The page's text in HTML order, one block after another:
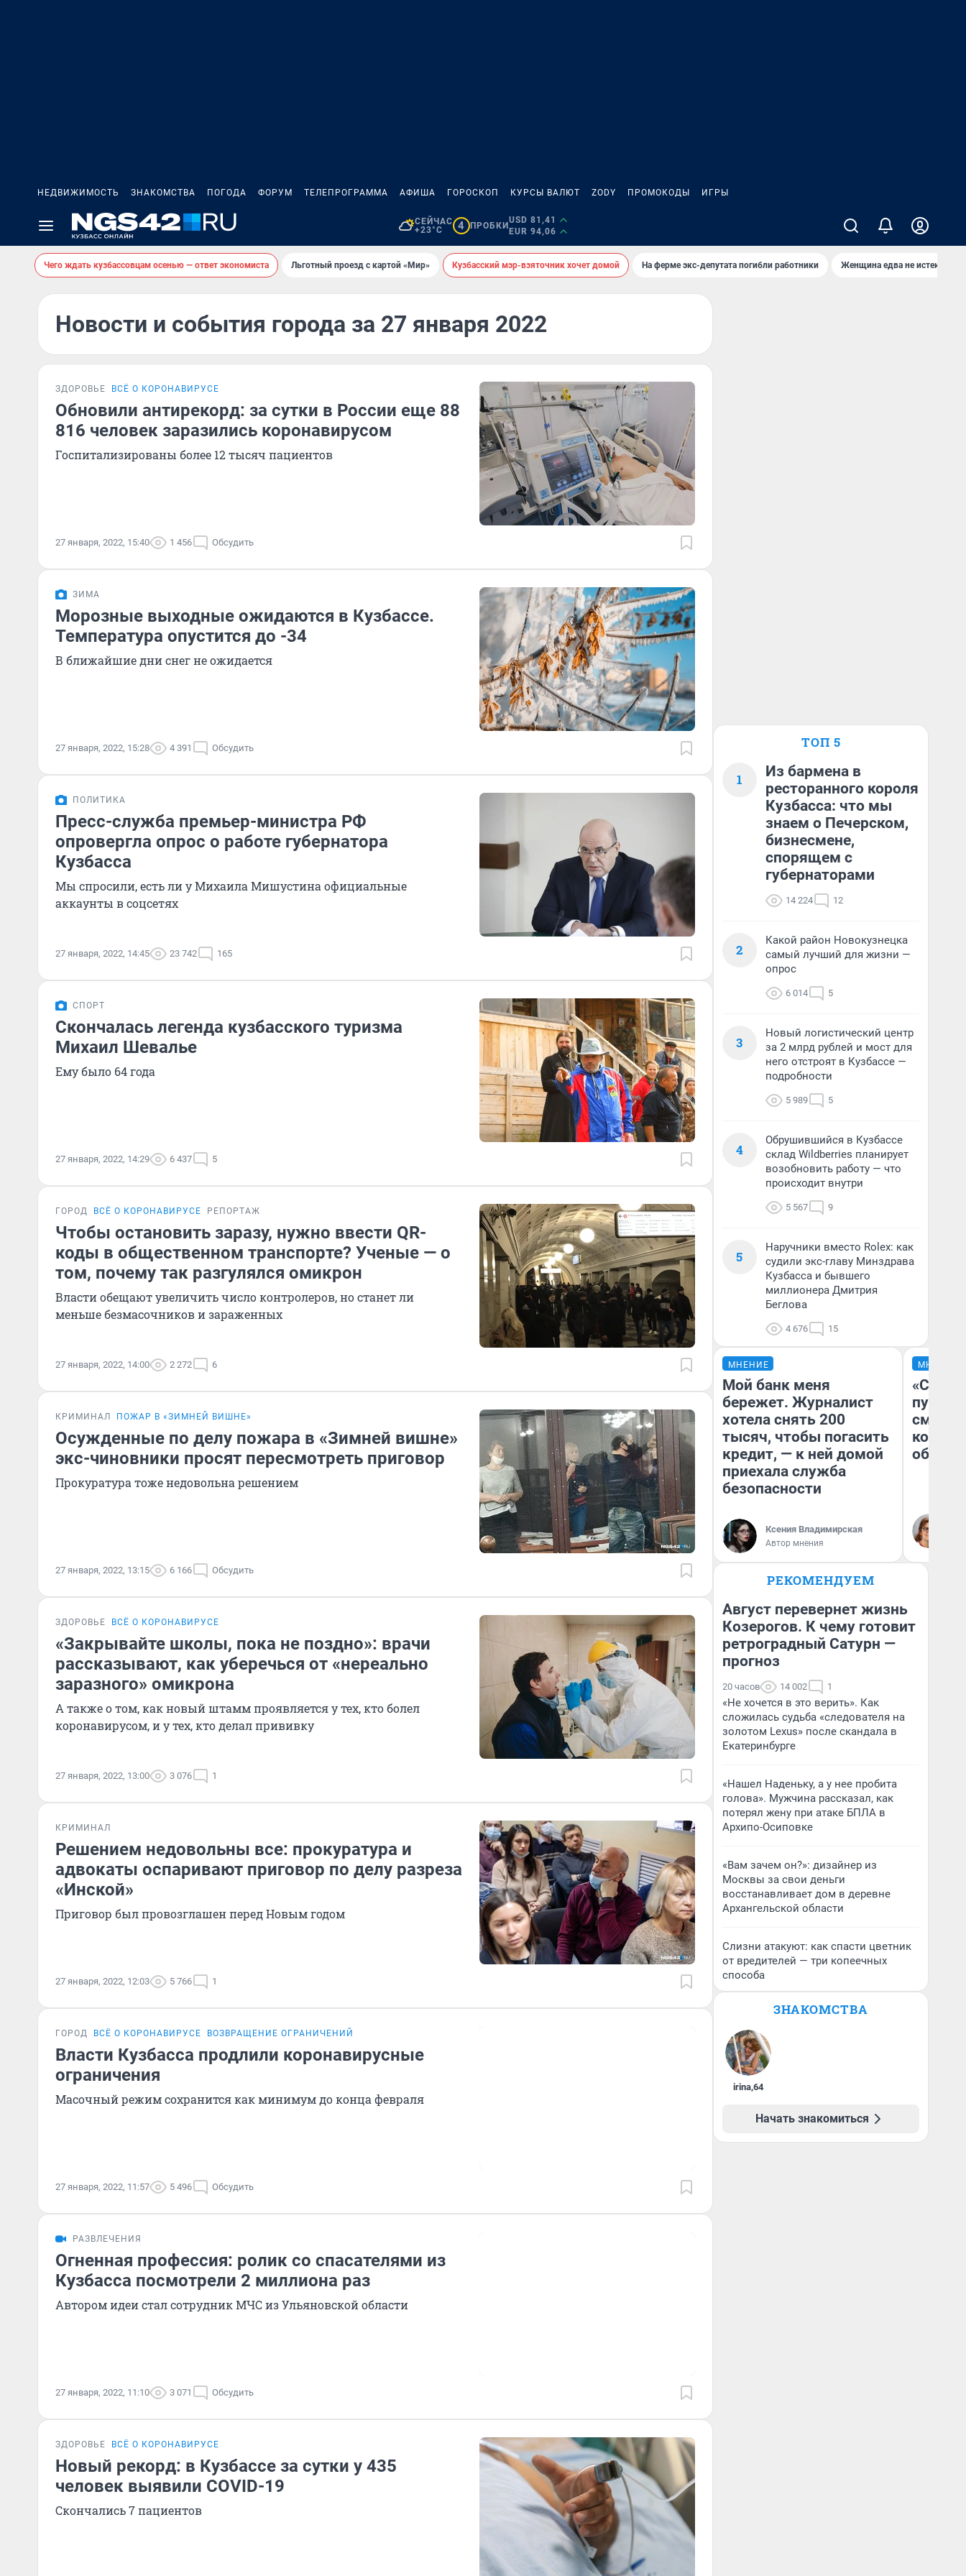
НЕДВИЖИМОСТЬ ЗНАКОМСТВА ПОГОДА ФОРУМ ТЕЛЕПРОГРАММА АФИША ГОРОСКОП КУРСЫ ВАЛЮТ ZODY ПРОМОКОДЫ ИГРЫ
СЕЙЧАС
+23°C
4 ПРОБКИ
USD 81,41
EUR 94,06
Чего ждать кузбассовцам осенью — ответ экономиста Льготный проезд с картой «Мир» Кузбасский мэр-взяточник хочет домой На ферме экс-депутата погибли работники Женщина едва не истекла
Новости и события города за 27 января 2022
ЗДОРОВЬЕ ВСЁ О КОРОНАВИРУСЕ
Обновили антирекорд: за сутки в России еще 88
816 человек заразились коронавирусом
Госпитализированы более 12 тысяч пациентов
27 января, 2022, 15:40 1 456 Обсудить
ЗИМА
Морозные выходные ожидаются в Кузбассе.
Температура опустится до -34
В ближайшие дни снег не ожидается
27 января, 2022, 15:28 4 391 Обсудить
ПОЛИТИКА
Пресс-служба премьер-министра РФ
опровергла опрос о работе губернатора
Кузбасса
Мы спросили, есть ли у Михаила Мишустина официальные
аккаунты в соцсетях
27 января, 2022, 14:45 23 742 165
СПОРТ
Скончалась легенда кузбасского туризма
Михаил Шевалье
Ему было 64 года
27 января, 2022, 14:29 6 437 5
ГОРОД ВСЁ О КОРОНАВИРУСЕ РЕПОРТАЖ
Чтобы остановить заразу, нужно ввести QR-
коды в общественном транспорте? Ученые — о
том, почему так разгулялся омикрон
Власти обещают увеличить число контролеров, но станет ли
меньше безмасочников и зараженных
27 января, 2022, 14:00 2 272 6
КРИМИНАЛ ПОЖАР В «ЗИМНЕЙ ВИШНЕ»
Осужденные по делу пожара в «Зимней вишне»
экс-чиновники просят пересмотреть приговор
Прокуратура тоже недовольна решением
27 января, 2022, 13:15 6 166 Обсудить
ЗДОРОВЬЕ ВСЁ О КОРОНАВИРУСЕ
«Закрывайте школы, пока не поздно»: врачи
рассказывают, как уберечься от «нереально
заразного» омикрона
А также о том, как новый штамм проявляется у тех, кто болел
коронавирусом, и у тех, кто делал прививку
27 января, 2022, 13:00 3 076 1
КРИМИНАЛ
Решением недовольны все: прокуратура и
адвокаты оспаривают приговор по делу разреза
«Инской»
Приговор был провозглашен перед Новым годом
27 января, 2022, 12:03 5 766 1
ГОРОД ВСЁ О КОРОНАВИРУСЕ ВОЗВРАЩЕНИЕ ОГРАНИЧЕНИЙ
Власти Кузбасса продлили коронавирусные
ограничения
Масочный режим сохранится как минимум до конца февраля
27 января, 2022, 11:57 5 496 Обсудить
РАЗВЛЕЧЕНИЯ
Огненная профессия: ролик со спасателями из
Кузбасса посмотрели 2 миллиона раз
Автором идеи стал сотрудник МЧС из Ульяновской области
27 января, 2022, 11:10 3 071 Обсудить
ЗДОРОВЬЕ ВСЁ О КОРОНАВИРУСЕ
Новый рекорд: в Кузбассе за сутки у 435
человек выявили COVID-19
Скончались 7 пациентов
ТОП 5
1
Из бармена в
ресторанного короля
Кузбасса: что мы
знаем о Печерском,
бизнесмене,
спорящем с
губернаторами
14 224 12
2
Какой район Новокузнецка
самый лучший для жизни —
опрос
6 014 5
3
Новый логистический центр
за 2 млрд рублей и мост для
него отстроят в Кузбассе —
подробности
5 989 5
4
Обрушившийся в Кузбассе
склад Wildberries планирует
возобновить работу — что
происходит внутри
5 567 9
5
Наручники вместо Rolex: как
судили экс-главу Минздрава
Кузбасса и бывшего
миллионера Дмитрия
Беглова
4 676 15
МНЕНИЕ
Мой банк меня
бережет. Журналист
хотела снять 200
тысяч, чтобы погасить
кредит, — к ней домой
приехала служба
безопасности
Ксения Владимирская
Автор мнения
МНЕНИЕ
РЕКОМЕНДУЕМ
Август перевернет жизнь
Козерогов. К чему готовит
ретроградный Сатурн —
прогноз
20 часов 14 002 1
«Не хочется в это верить». Как
сложилась судьба «следователя на
золотом Lexus» после скандала в
Екатеринбурге
«Нашел Наденьку, а у нее пробита
голова». Мужчина рассказал, как
потерял жену при атаке БПЛА в
Архипо-Осиповке
«Вам зачем он?»: дизайнер из
Москвы за свои деньги
восстанавливает дом в деревне
Архангельской области
Слизни атакуют: как спасти цветник
от вредителей — три копеечных
способа
ЗНАКОМСТВА
irina,64
Начать знакомиться